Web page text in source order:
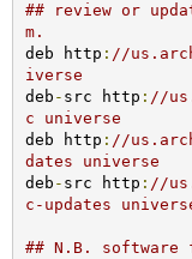
## review or
m.
deb http : //
iverse
deb - src http : //
c universe
deb http : //
dates universe
deb - src http : //
c-updates
## N.B. software